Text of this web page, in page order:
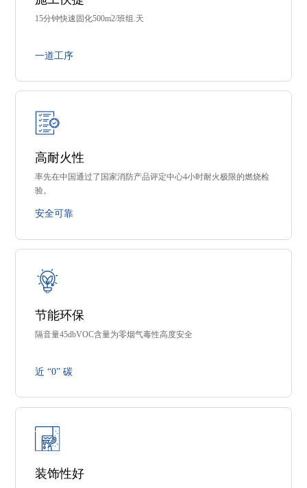
15分钟快速固化500m2/班组.天
一道工序
高耐火性
率先在中国通过了国家消防产品评定中心4小时耐火极限的燃烧检
验。
安全可靠
节能环保
隔音量45dbVOC含量为零烟气毒性高度安全
近 “0” 碳
装饰性好